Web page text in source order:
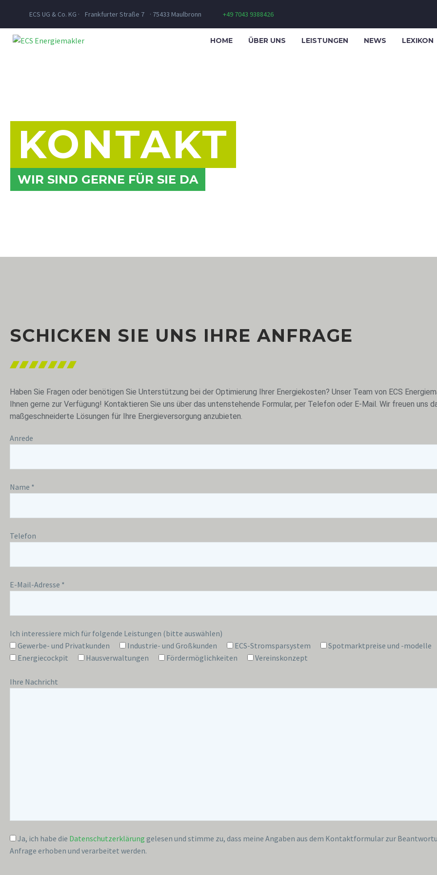
ECS UG & Co. KG · Frankfurter Straße 7 · 75433 Maulbronn +49 7043 9388426
HOME ÜBER UNS LEISTUNGEN NEWS LEXIKON
KONTAKT
WIR SIND GERNE FÜR SIE DA
SCHICKEN SIE UNS IHRE ANFRAGE
Haben Sie Fragen oder benötigen Sie Unterstützung bei der Optimierung Ihrer Energiekosten? Unser Team von ECS
Ihnen gerne zur Verfügung! Kontaktieren Sie uns über das untenstehende Formular, per Telefon oder E-Mail. Wir freuen uns
maßgeschneiderte Lösungen für Ihre Energieversorgung anzubieten.
Anrede
Name *
Telefon
E-Mail-Adresse *
Ich interessiere mich für folgende Leistungen (bitte auswählen)
Gewerbe- und Privatkunden
Industrie- und Großkunden ECS-Stromsparsystem
Spotmarktpreise und -modelle
Energiecockpit
Hausverwaltungen Fördermöglichkeiten Vereinskonzept
Ihre Nachricht
Ja, ich habe die Datenschutzerklärung gelesen und stimme zu, dass meine Angaben aus dem Kontaktformular zur
Anfrage erhoben und verarbeitet werden.